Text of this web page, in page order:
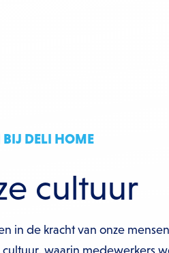
BIJ DELI HOME
cultuur​
in de kracht van onze
cultuur, waarin medewerkers